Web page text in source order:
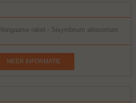
Hongaarse raket - Sisymbrium altissimum
MEER INFORMATIE